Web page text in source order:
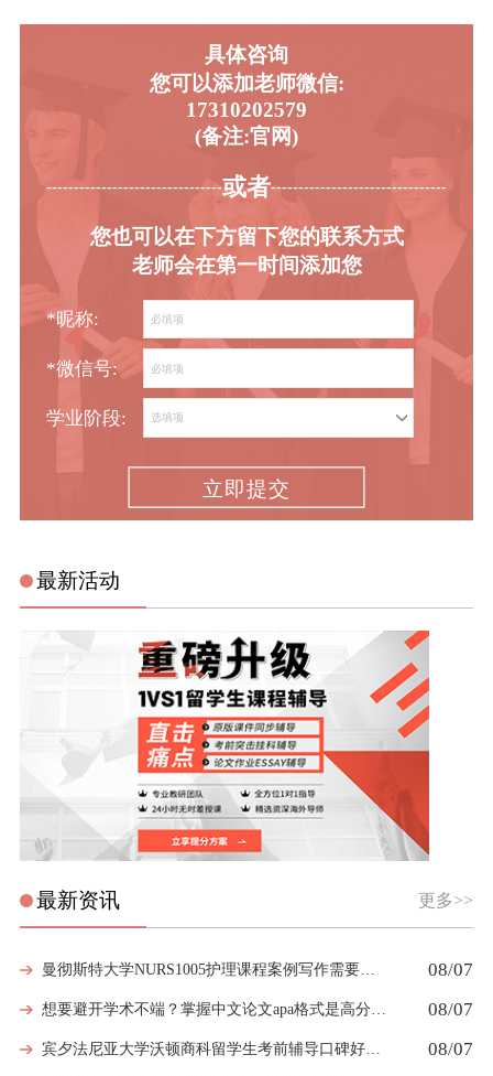
具体咨询
您可以添加老师微信:
17310202579
(备注:官网)
或者
您也可以在下方留下您的联系方式
老师会在第一时间添加您
*昵称:
*微信号:
学业阶段:
立即提交
最新活动
最新资讯 更多>>
曼彻斯特大学NURS1005护理课程案例写作需要留意哪些细节 08/07
想要避开学术不端？掌握中文论文apa格式是高分第一步 08/07
宾夕法尼亚大学沃顿商科留学生考前辅导口碑好的机构有哪些 08/07